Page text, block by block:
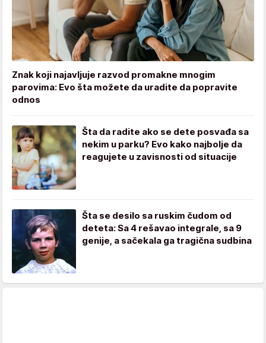
Znak koji najavljuje razvod promakne mnogim
parovima: Evo šta možete da uradite da popravite
odnos
Šta da radite ako se dete posvađa sa
nekim u parku? Evo kako najbolje da
reagujete u zavisnosti od situacije
Šta se desilo sa ruskim čudom od
deteta: Sa 4 rešavao integrale, sa 9
genije, a sačekala ga tragična sudbina